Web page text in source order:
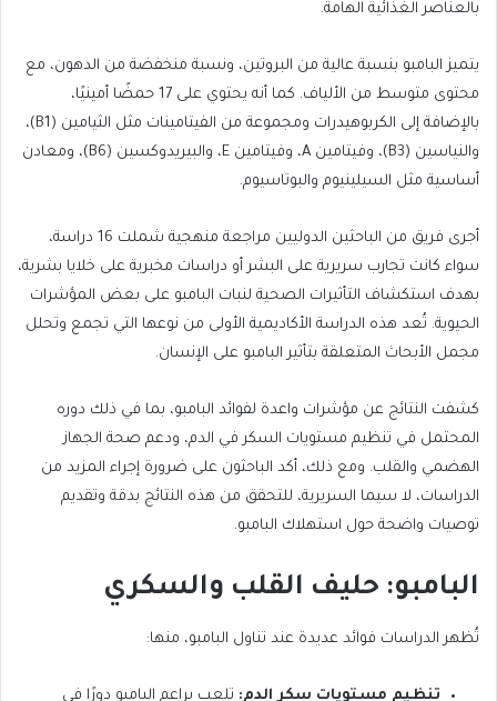
بالعناصر الغذائية الهامة.
يتميز البامبو بنسبة عالية من البروتين، ونسبة منخفضة من الدهون، مع
محتوى متوسط من الألياف. كما أنه يحتوي على 17 حمضًا أمينيًا،
بالإضافة إلى الكربوهيدرات ومجموعة من الفيتامينات مثل الثيامين (B1)،
والنياسين (B3)، وفيتامين A، وفيتامين E، والبيريدوكسين (B6)، ومعادن
أساسية مثل السيلينيوم والبوتاسيوم.
أجرى فريق من الباحثين الدوليين مراجعة منهجية شملت 16 دراسة،
سواء كانت تجارب سريرية على البشر أو دراسات مخبرية على خلايا بشرية،
بهدف استكشاف التأثيرات الصحية لنبات البامبو على بعض المؤشرات
الحيوية. تُعد هذه الدراسة الأكاديمية الأولى من نوعها التي تجمع وتحلل
مجمل الأبحاث المتعلقة بتأثير البامبو على الإنسان.
كشفت النتائج عن مؤشرات واعدة لفوائد البامبو، بما في ذلك دوره
المحتمل في تنظيم مستويات السكر في الدم، ودعم صحة الجهاز
الهضمي والقلب. ومع ذلك، أكد الباحثون على ضرورة إجراء المزيد من
الدراسات، لا سيما السريرية، للتحقق من هذه النتائج بدقة وتقديم
توصيات واضحة حول استهلاك البامبو.
البامبو: حليف القلب والسكري
تُظهر الدراسات فوائد عديدة عند تناول البامبو، منها:
تنظيم مستويات سكر الدم: تلعب براعم البامبو دورًا في